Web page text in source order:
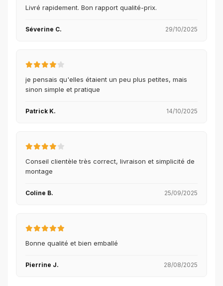
Livré rapidement. Bon rapport qualité-prix.
Séverine C. 29/10/2025
je pensais qu'elles étaient un peu plus petites, mais
sinon simple et pratique
Patrick K. 14/10/2025
Conseil clientèle très correct, livraison et simplicité de
montage
Coline B. 25/09/2025
Bonne qualité et bien emballé
Pierrine J. 28/08/2025